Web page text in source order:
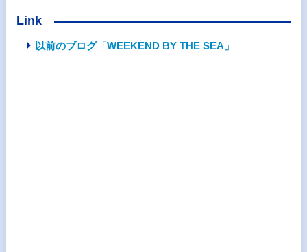
Link
以前のブログ「WEEKEND BY THE SEA」